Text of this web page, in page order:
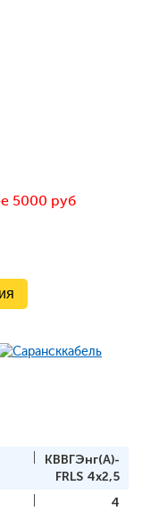
5000 руб
КВВГЭнг(A)-
FRLS 4x2,5
4